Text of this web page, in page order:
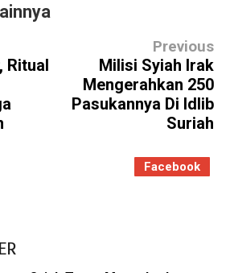
Ritual
Previous
Milisi Syiah Irak
Mengerahkan 250
Pasukannya Di Idlib
Suriah
Facebook